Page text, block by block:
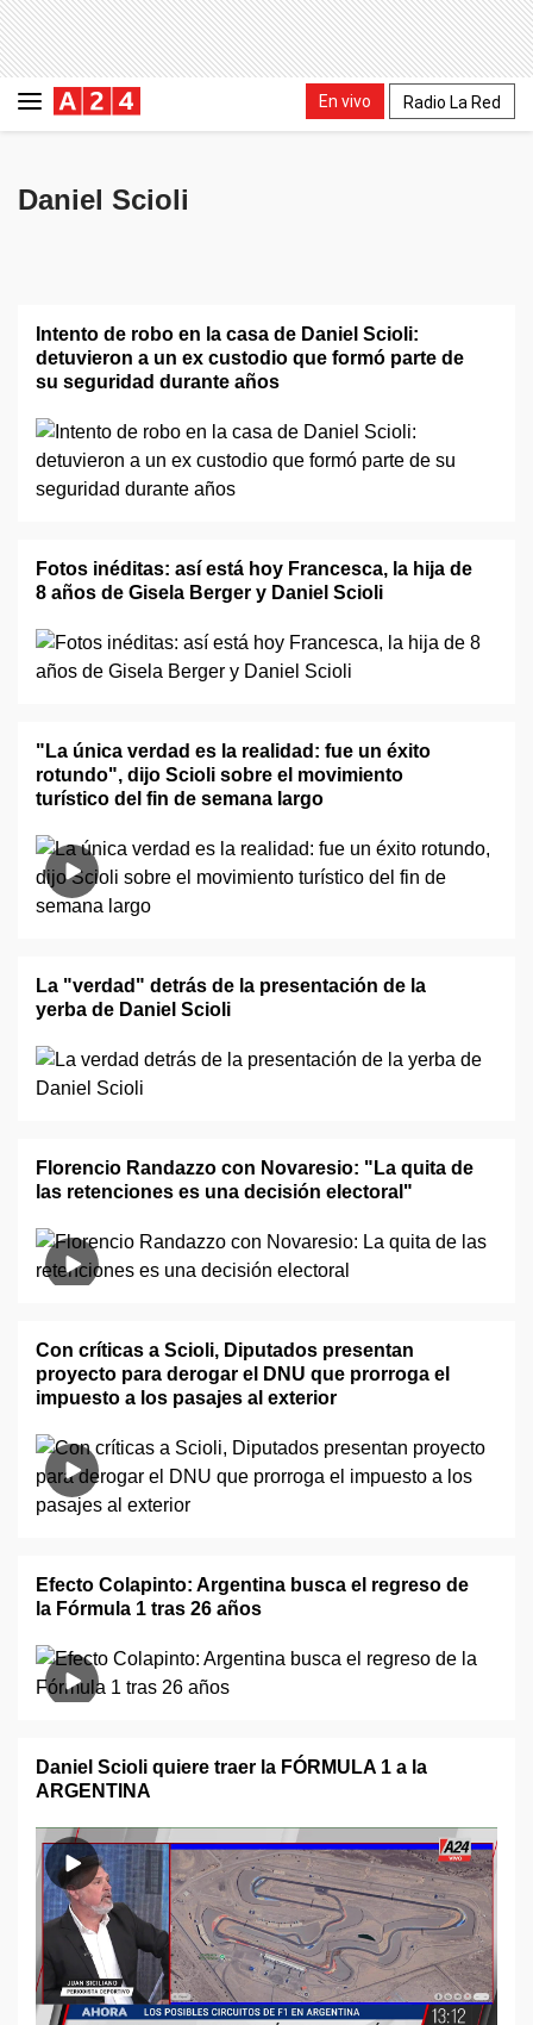
En vivo Radio La Red
Daniel Scioli
Intento de robo en la casa de Daniel Scioli:
detuvieron a un ex custodio que formó parte de
su seguridad durante años
Fotos inéditas: así está hoy Francesca, la hija de
8 años de Gisela Berger y Daniel Scioli
"La única verdad es la realidad: fue un éxito
rotundo", dijo Scioli sobre el movimiento
turístico del fin de semana largo
La "verdad" detrás de la presentación de la
yerba de Daniel Scioli
Florencio Randazzo con Novaresio: "La quita de
las retenciones es una decisión electoral"
Con críticas a Scioli, Diputados presentan
proyecto para derogar el DNU que prorroga el
impuesto a los pasajes al exterior
Efecto Colapinto: Argentina busca el regreso de
la Fórmula 1 tras 26 años
Daniel Scioli quiere traer la FÓRMULA 1 a la
ARGENTINA